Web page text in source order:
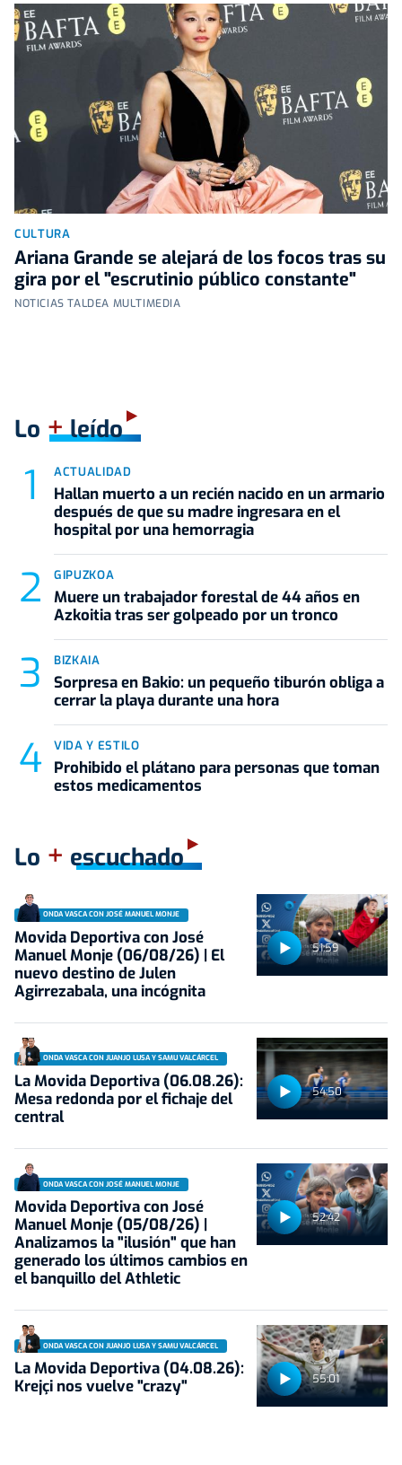
CULTURA
Ariana Grande se alejará de los focos tras su
gira por el "escrutinio público constante"
NOTICIAS TALDEA MULTIMEDIA
Lo +leído
ACTUALIDAD
Hallan muerto a un recién nacido en un armario
después de que su madre ingresara en el
hospital por una hemorragia
GIPUZKOA
Muere un trabajador forestal de 44 años en
Azkoitia tras ser golpeado por un tronco
BIZKAIA
Sorpresa en Bakio: un pequeño tiburón obliga a
cerrar la playa durante una hora
VIDA Y ESTILO
Prohibido el plátano para personas que toman
estos medicamentos
Lo + escuchado
51:59
ONDA VASCA CON JOSÉ MANUEL MONJE
Movida Deportiva con José
Manuel Monje (06/08/26) | El
nuevo destino de Julen
Agirrezabala, una incógnita
54:50
ONDA VASCA CON JUANJO LUSA Y SAMU VALCÁRCEL
La Movida Deportiva (06.08.26):
Mesa redonda por el fichaje del
central
52:42
ONDA VASCA CON JOSÉ MANUEL MONJE
Movida Deportiva con José
Manuel Monje (05/08/26) |
Analizamos la "ilusión" que han
generado los últimos cambios en
el banquillo del Athletic
55:01
ONDA VASCA CON JUANJO LUSA Y SAMU VALCÁRCEL
La Movida Deportiva (04.08.26):
Krejçi nos vuelve "crazy"